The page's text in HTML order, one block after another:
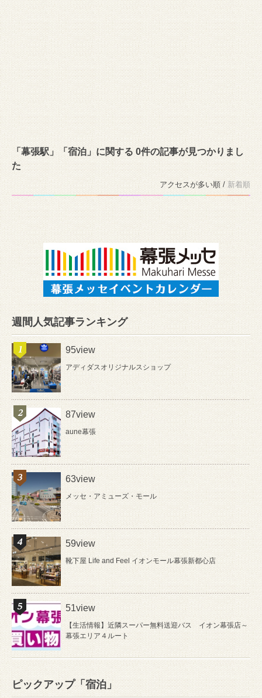
「幕張駅」「宿泊」に関する 0件の記事が見つかりまし
た
アクセスが多い順 / 新着順
週間人気記事ランキング
95view
アディダスオリジナルスショップ
87view
aune幕張
63view
メッセ・アミューズ・モール
59view
靴下屋 Life and Feel イオンモール幕張新都心店
51view
【生活情報】近隣スーパー無料送迎バス イオン幕張店～
幕張エリア４ルート
ピックアップ「宿泊」